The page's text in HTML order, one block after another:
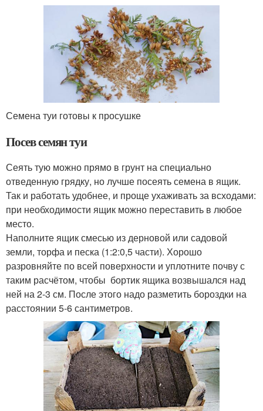
Семена туи готовы к просушке
Посев семян туи
Сеять тую можно прямо в грунт на специально
отведенную грядку, но лучше посеять семена в ящик.
Так и работать удобнее, и проще ухаживать за всходами:
при необходимости ящик можно переставить в любое
место.
Наполните ящик смесью из дерновой или садовой
земли, торфа и песка (1:2:0,5 части). Хорошо
разровняйте по всей поверхности и уплотните почву с
таким расчётом, чтобы бортик ящика возвышался над
ней на 2-3 см. После этого надо разметить бороздки на
расстоянии 5-6 сантиметров.